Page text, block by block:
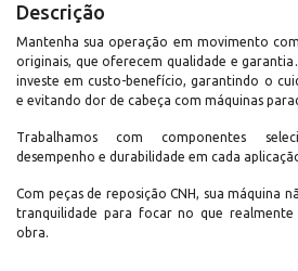
Descrição
Mantenha sua operação em movimento
originais, que oferecem qualidade e
investe em custo-benefício, garantindo o
e evitando dor de cabeça com máquinas
Trabalhamos com componentes
desempenho e durabilidade em cada
Com peças de reposição CNH, sua máquina
tranquilidade para focar no que realmente
obra.